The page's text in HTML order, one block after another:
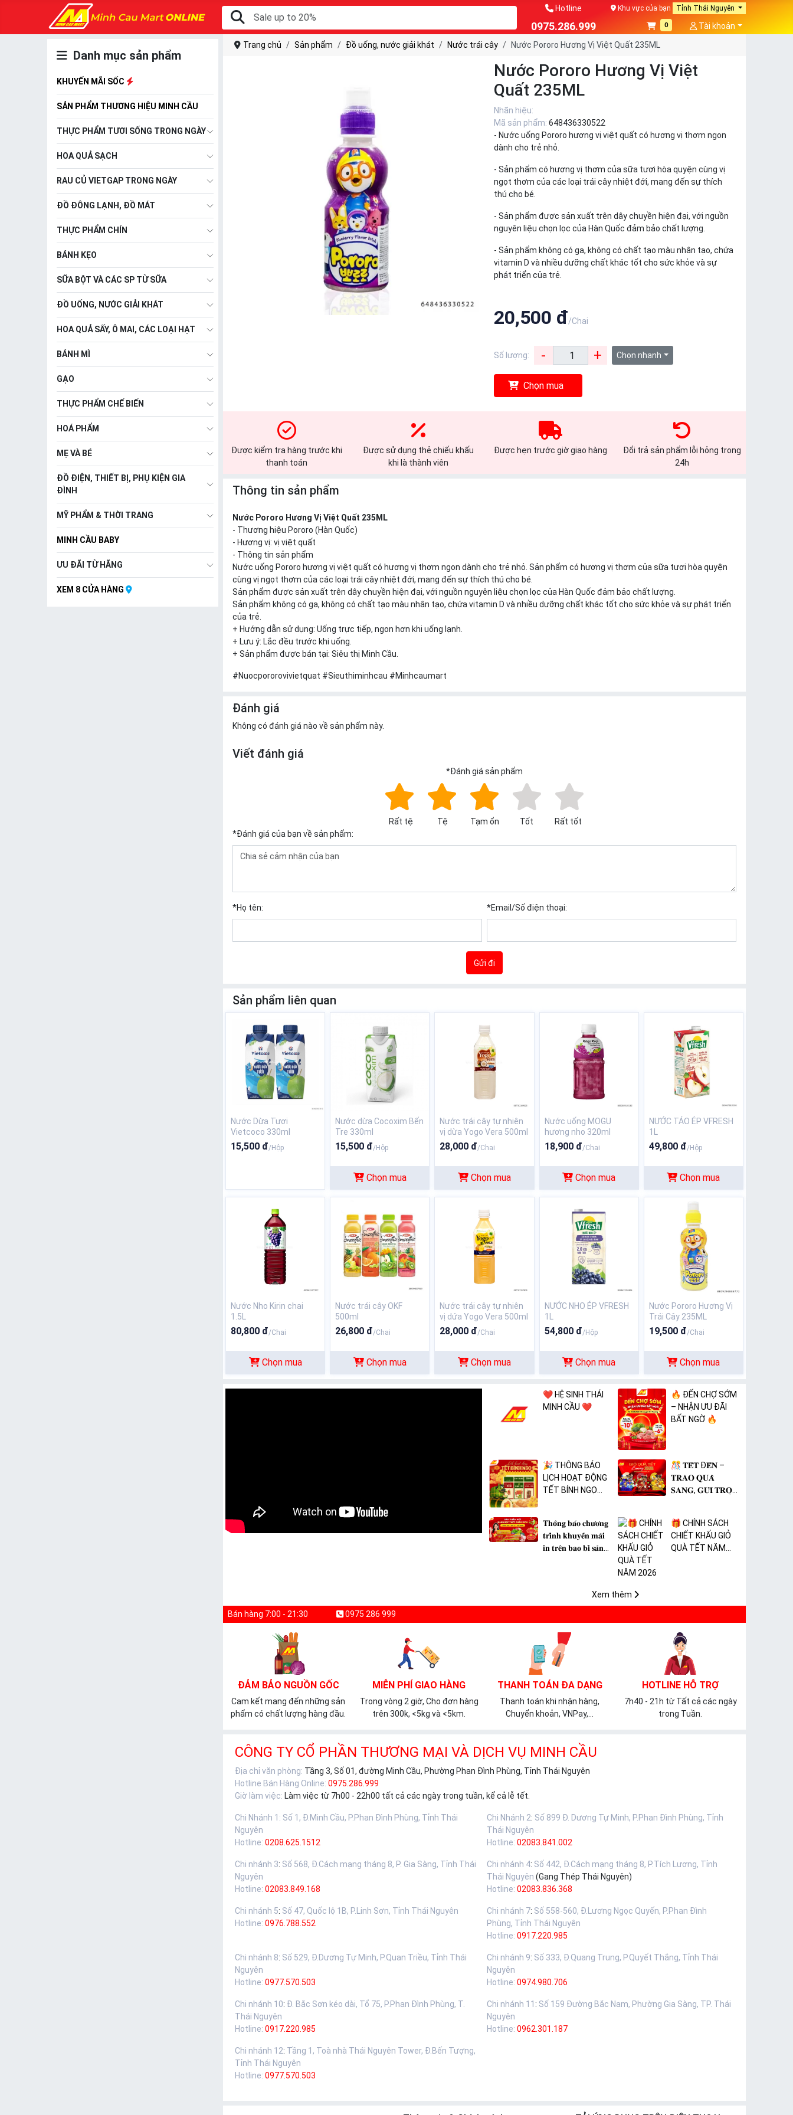
Hotline
0975.286.999
Khu vực của bạn Tỉnh Thái Nguyên
0 Tài khoản
Danh mục sản phẩm
KHUYẾN MÃI SỐC
SẢN PHẨM THƯƠNG HIỆU MINH CẦU
THỰC PHẨM TƯƠI SỐNG TRONG NGÀY
HOA QUẢ SẠCH
RAU CỦ VIETGAP TRONG NGÀY
ĐỒ ĐÔNG LẠNH, ĐỒ MÁT
THỰC PHẨM CHÍN
BÁNH KẸO
SỮA BỘT VÀ CÁC SP TỪ SỮA
ĐỒ UỐNG, NƯỚC GIẢI KHÁT
HOA QUẢ SẤY, Ô MAI, CÁC LOẠI HẠT
BÁNH MÌ
GẠO
THỰC PHẨM CHẾ BIẾN
HOÁ PHẨM
MẸ VÀ BÉ
ĐỒ ĐIỆN, THIẾT BỊ, PHỤ KIỆN GIA
ĐÌNH
MỸ PHẨM & THỜI TRANG
MINH CẦU BABY
ƯU ĐÃI TỪ HÃNG
XEM 8 CỬA HÀNG
Trang chủ Sản phẩm Đồ uống, nước giải khát Nước trái cây Nước Pororo Hương Vị Việt Quất 235ML
Nước Pororo Hương Vị Việt
Quất 235ML
Nhãn hiệu:
Mã sản phẩm: 648436330522
- Nước uống Pororo hương vị việt quất có hương vị thơm ngon
dành cho trẻ nhỏ.
- Sản phẩm có hương vị thơm của sữa tươi hòa quyện cùng vị
ngọt thơm của các loại trái cây nhiệt đới, mang đến sự thích
thú cho bé.
- Sản phẩm được sản xuất trên dây chuyền hiện đại, với nguồn
nguyên liệu chọn lọc của Hàn Quốc đảm bảo chất lượng.
- Sản phẩm không có ga, không có chất tạo màu nhân tạo, chứa
vitamin D và nhiều dưỡng chất khác tốt cho sức khỏe và sự
phát triển của trẻ.
20,500 đ/Chai
Số lượng: - + Chọn nhanh
Chọn mua
Được kiểm tra hàng trước khi
thanh toán
Được sử dụng thẻ chiếu khấu
khi là thành viên
Được hẹn trước giờ giao hàng
Đổi trả sản phẩm lỗi hỏng trong
24h
Thông tin sản phẩm
Nước Pororo Hương Vị Việt Quất 235ML
- Thương hiệu Pororo (Hàn Quốc)
- Hương vị: vị việt quất
- Thông tin sản phẩm
Nước uống Pororo hương vị việt quất có hương vị thơm ngon dành cho trẻ nhỏ. Sản phẩm có hương vị thơm của sữa tươi hòa quyện
cùng vị ngọt thơm của các loại trái cây nhiệt đới, mang đến sự thích thú cho bé.
Sản phẩm được sản xuất trên dây chuyền hiện đại, với nguồn nguyên liệu chọn lọc của Hàn Quốc đảm bảo chất lượng.
Sản phẩm không có ga, không có chất tạo màu nhân tạo, chứa vitamin D và nhiều dưỡng chất khác tốt cho sức khỏe và sự phát triển
của trẻ.
+ Hướng dẫn sử dụng: Uống trực tiếp, ngon hơn khi uống lạnh.
+ Lưu ý: Lắc đều trước khi uống.
+ Sản phẩm được bán tại: Siêu thị Minh Cầu.
#Nuocpororovivietquat #Sieuthiminhcau #Minhcaumart
Đánh giá
Không có đánh giá nào về sản phẩm này.
Viết đánh giá
*Đánh giá sản phẩm
Rất tệ Tệ Tạm ổn Tốt
Rất tốt
*Đánh giá của bạn về sản phẩm:
*Họ tên: *Email/Số điện thoại:
Gửi đi
Sản phẩm liên quan
Nước Dừa Tươi
Vietcoco 330ml
15,500 đ/Hộp
Nước dừa Cocoxim Bến
Tre 330ml
15,500 đ/Hộp
Chọn mua
Nước trái cây tự nhiên
vị dừa Yogo Vera 500ml
28,000 đ/Chai
Chọn mua
Nước uống MOGU
hương nho 320ml
18,900 đ/Chai
Chọn mua
NƯỚC TÁO ÉP VFRESH
1L
49,800 đ/Hộp
Chọn mua
Nước Nho Kirin chai
1.5L
80,800 đ/Chai
Chọn mua
Nước trái cây OKF
500ml
26,800 đ/Chai
Chọn mua
Nước trái cây tự nhiên
vị dứa Yogo Vera 500ml
28,000 đ/Chai
Chọn mua
NƯỚC NHO ÉP VFRESH
1L
54,800 đ/Hộp
Chọn mua
Nước Pororo Hương Vị
Trái Cây 235ML
19,500 đ/Chai
Chọn mua
❤️ HỆ SINH THÁI
MINH CẦU ❤️
🔥 ĐẾN CHỢ SỚM
– NHẬN ƯU ĐÃI
BẤT NGỜ 🔥
🎉 THÔNG BÁO
LỊCH HOẠT ĐỘNG
TẾT BÍNH NGỌ
🎊 𝐓𝐄̂́𝐓 Đ𝐄̂́𝐍 –
𝐓𝐑𝐀𝐎 𝐐𝐔𝐀̀
𝐒𝐀𝐍𝐆, 𝐆𝐔̛̉𝐈 𝐓𝐑𝐎̣𝐍
𝐓𝐡𝐨̂𝐧𝐠 𝐛𝐚́𝐨 𝐜𝐡𝐮̛𝐨̛𝐧𝐠
𝐭𝐫𝐢̀𝐧𝐡 𝐤𝐡𝐮𝐲𝐞̂́𝐧 𝐦𝐚̃𝐢
𝐢𝐧 𝐭𝐫𝐞̂𝐧 𝐛𝐚𝐨 𝐛𝐢̀ 𝐬𝐚̉𝐧
🎁 CHÍNH SÁCH
CHIẾT KHẤU GIỎ
QUÀ TẾT NĂM
Xem thêm
Bán hàng 7:00 - 21:30 0975 286 999
ĐẢM BẢO NGUỒN GỐC
Cam kết mang đến những sản
phẩm có chất lượng hàng đầu.
MIỄN PHÍ GIAO HÀNG
Trong vòng 2 giờ, Cho đơn hàng
trên 300k, <5kg và <5km.
THANH TOÁN ĐA DẠNG
Thanh toán khi nhận hàng,
Chuyển khoản, VNPay,...
HOTLINE HỖ TRỢ
7h40 - 21h từ Tất cả các ngày
trong Tuần.
CÔNG TY CỔ PHẦN THƯƠNG MẠI VÀ DỊCH VỤ MINH CẦU
Địa chỉ văn phòng: Tầng 3, Số 01, đường Minh Cầu, Phường Phan Đình Phùng, Tỉnh Thái Nguyên
Hotline Bán Hàng Online: 0975.286.999
Giờ làm việc: Làm việc từ 7h00 - 22h00 tất cả các ngày trong tuần, kể cả lễ tết.
Chi Nhánh 1 : Số 1, Đ.Minh Cầu, P.Phan Đình Phùng, Tỉnh Thái
Nguyên
Hotline: 0208.625.1512
Chi Nhánh 2: Số 899 Đ. Dương Tự Minh, P.Phan Đình Phùng, Tỉnh
Thái Nguyên
Hotline: 02083.841.002
Chi nhánh 3: Số 568, Đ.Cách mạng tháng 8, P. Gia Sàng, Tỉnh Thái
Nguyên
Hotline: 02083.849.168
Chi nhánh 4: Số 442, Đ.Cách mạng tháng 8, P.Tích Lương, Tỉnh
Thái Nguyên (Gang Thép Thái Nguyên)
Hotline: 02083.836.368
Chi nhánh 5: Số 47, Quốc lộ 1B, P.Linh Sơn, Tỉnh Thái Nguyên
Hotline: 0976.788.552
Chi nhánh 7: Số 558-560, Đ.Lương Ngọc Quyến, P.Phan Đình
Phùng, Tỉnh Thái Nguyên
Hotline: 0917.220.985
Chi nhánh 8: Số 529, Đ.Dương Tự Minh, P.Quan Triều, Tỉnh Thái
Nguyên
Hotline: 0977.570.503
Chi nhánh 9: Số 333, Đ.Quang Trung, P.Quyết Thắng, Tỉnh Thái
Nguyên
Hotline: 0974.980.706
Chi nhánh 10: Đ. Bắc Sơn kéo dài, Tổ 75, P.Phan Đình Phùng, T.
Thái Nguyên
Hotline: 0917.220.985
Chi nhánh 11 : Số 159 Đường Bắc Nam, Phường Gia Sàng, TP. Thái
Nguyên
Hotline: 0962.301.187
Chi nhánh 12: Tầng 1, Toà nhà Thái Nguyên Tower, Đ.Bến Tượng,
Tỉnh Thái Nguyên
Hotline: 0977.570.503